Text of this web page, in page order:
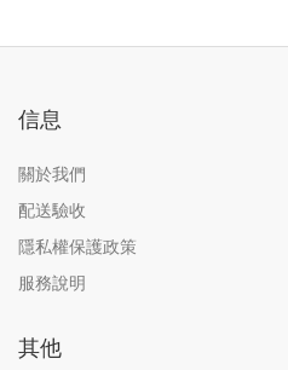
信息
關於我們
配送驗收
隱私權保護政策
服務說明
其他